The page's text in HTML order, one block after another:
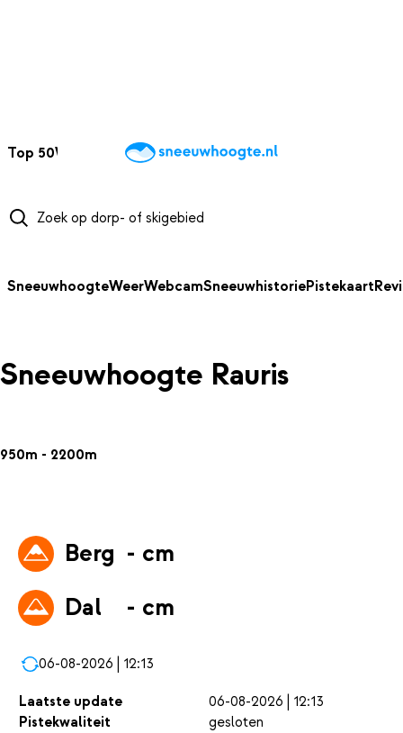
Top 50Webcams WintersportweerKaarten
SneeuwhoogteWeerWebcamSneeuwhistoriePistekaart
Sneeuwhoogte Rauris
950m - 2200m
Berg - cm
Dal
- cm
06-08-2026 | 12:13
Laatste update
06-08-2026 | 12:13
Pistekwaliteit
gesloten